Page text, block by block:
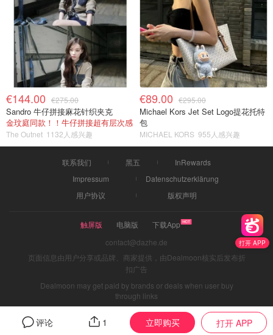
打开 APP
评论 1 立即购买 打开 APP
€144.00 €275.00
Sandro 牛仔拼接麻花针织夹克
金玟庭同款！！牛仔拼接超有层次感
The Outnet 1132人感兴趣
€89.00 €295.00
Michael Kors Jet Set Logo提花托特
包
MICHAEL KORS 955人感兴趣
联系我们 黑五
InRewards
Impressum
Datenschutzerklärung
用户协议
版权声明
触屏版 电脑版
下载App
contact@dazhe.de
页面信息由用户分享或品牌、商家提供，由Dealmoon核实后发布折
扣广告
Dealmoon may get paid by brands or deals when user buy
through links